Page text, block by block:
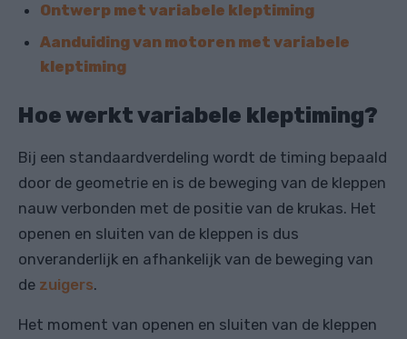
Ontwerp met variabele kleptiming
Aanduiding van motoren met variabele
kleptiming
Hoe werkt variabele kleptiming?
Bij een standaardverdeling wordt de timing bepaald
door de geometrie en is de beweging van de kleppen
nauw verbonden met de positie van de krukas. Het
openen en sluiten van de kleppen is dus
onveranderlijk en afhankelijk van de beweging van
de zuigers.
Het moment van openen en sluiten van de kleppen